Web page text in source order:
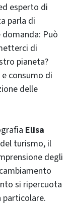
esperto di
parla di
Può
di
pianeta?
consumo di
delle
Elisa
turismo, il
degli
si ripercuota